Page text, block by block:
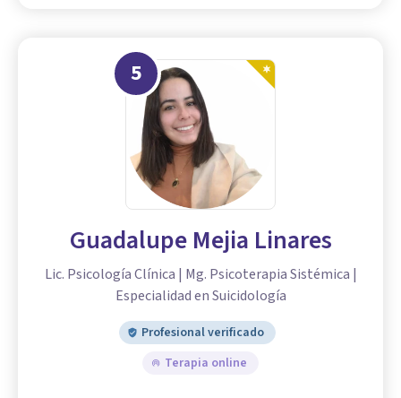
5
Guadalupe Mejia Linares
Lic. Psicología Clínica | Mg. Psicoterapia Sistémica |
Especialidad en Suicidología
Profesional verificado
Terapia online